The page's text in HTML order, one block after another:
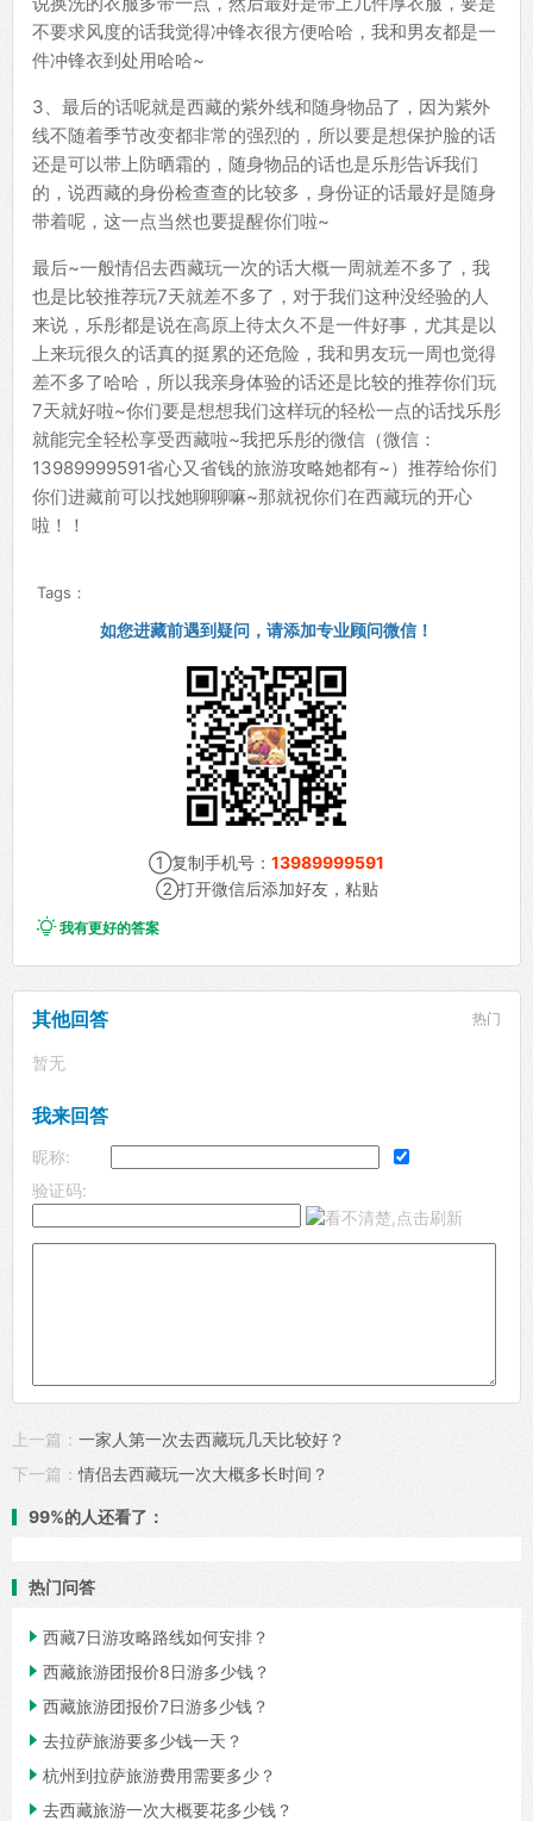
不要求风度的话我觉得冲锋衣很方便哈哈，我和男友都是一
件冲锋衣到处用哈哈~
3、最后的话呢就是西藏的紫外线和随身物品了，因为紫外
线不随着季节改变都非常的强烈的，所以要是想保护脸的话
还是可以带上防晒霜的，随身物品的话也是乐彤告诉我们
的，说西藏的身份检查查的比较多，身份证的话最好是随身
带着呢，这一点当然也要提醒你们啦~
最后~一般情侣去西藏玩一次的话大概一周就差不多了，我
也是比较推荐玩7天就差不多了，对于我们这种没经验的人
来说，乐彤都是说在高原上待太久不是一件好事，尤其是以
上来玩很久的话真的挺累的还危险，我和男友玩一周也觉得
差不多了哈哈，所以我亲身体验的话还是比较的推荐你们玩
7天就好啦~你们要是想想我们这样玩的轻松一点的话找乐彤
就能完全轻松享受西藏啦~我把乐彤的微信（微信：
13989999591省心又省钱的旅游攻略她都有~）推荐给你们
你们进藏前可以找她聊聊嘛~那就祝你们在西藏玩的开心
啦！！
Tags：
如您进藏前遇到疑问，请添加专业顾问微信！
①复制手机号： 13989999591
②打开微信后添加好友，粘贴
我有更好的答案
其他回答 热门
暂无
我来回答
昵称:
验证码:
上一篇： 一家人第一次去西藏玩几天比较好？
下一篇：情侣去西藏玩一次大概多长时间？
99%的人还看了：
热门问答
 西藏7日游攻略路线如何安排？
 西藏旅游团报价8日游多少钱？
 西藏旅游团报价7日游多少钱？
 去拉萨旅游要多少钱一天？
 杭州到拉萨旅游费用需要多少？
 去西藏旅游一次大概要花多少钱？